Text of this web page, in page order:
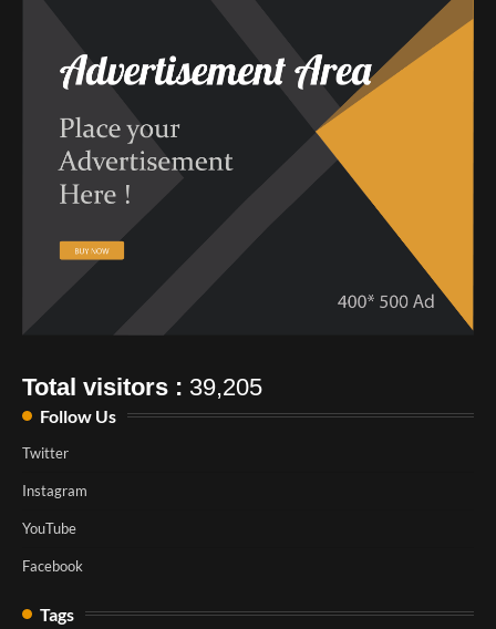
Total visitors : 39,205
Follow Us
Twitter
Instagram
YouTube
Facebook
Tags